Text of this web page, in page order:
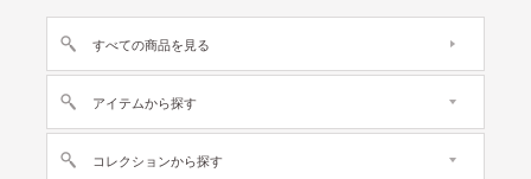
すべての商品を見る
アイテムから探す
コレクションから探す